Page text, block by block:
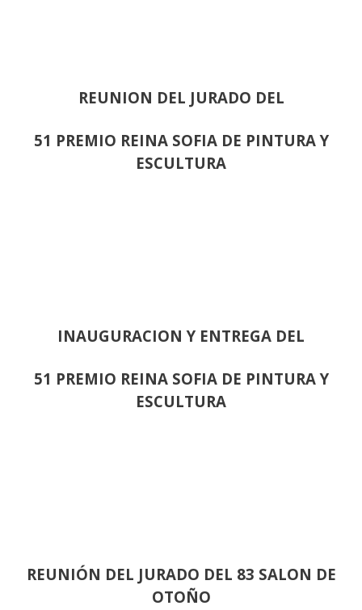
REUNION DEL JURADO DEL
51 PREMIO REINA SOFIA DE PINTURA Y
ESCULTURA
INAUGURACION Y ENTREGA DEL
51 PREMIO REINA SOFIA DE PINTURA Y
ESCULTURA
REUNIÓN DEL JURADO DEL 83 SALON DE
OTOÑO